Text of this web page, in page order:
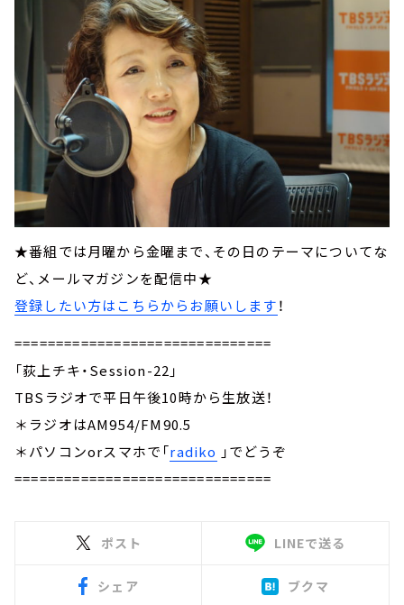
★番組では月曜から金曜まで、その日のテーマについてな
ど、メールマガジンを配信中★
登録したい方はこちらからお願いします！
===============================
「荻上チキ・Session-22」
TBSラジオで平日午後10時から生放送！
＊ラジオはAM954/FM90.5
＊パソコンorスマホで「radiko 」でどうぞ
===============================
ポスト LINEで送る
シェア ブクマ